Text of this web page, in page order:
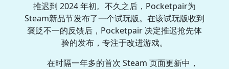
推迟到 2024 年初。不久之后，Pocketpair为
Steam新品节发布了一个试玩版。在该试玩版收到
褒贬不一的反馈后，Pocketpair 决定推迟抢先体
验的发布，专注于改进游戏。
在时隔一年多的首次 Steam 页面更新中，